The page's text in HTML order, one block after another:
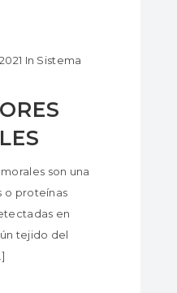
In Sistema
son una
o proteínas
en
tejido del